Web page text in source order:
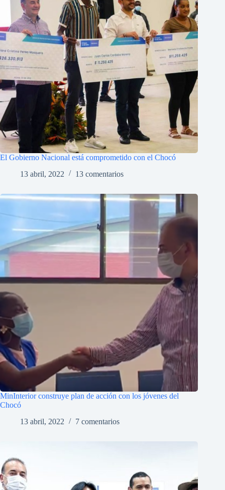
El Gobierno Nacional está comprometido con el Chocó
13 abril, 2022
13 comentarios
MinInterior construye plan de acción con los jóvenes del
Chocó
13 abril, 2022
7 comentarios